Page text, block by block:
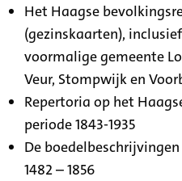
Het Haagse
(gezinskaarten),
voormalige gemeente
Veur, Stompwijk en
Repertoria op het
periode 1843-1935
De
1482 – 1856